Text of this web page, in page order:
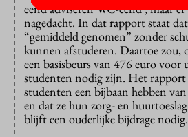
eend adviseren WC-eend’, maar
nagedacht. In dat rapport staat
“gemiddeld genomen” zonder
kunnen afstuderen. Daartoe zou,
een basisbeurs van 476 euro voor
studenten nodig zijn. Het
studenten een bijbaan hebben
en dat ze hun zorg- en
blijft een ouderlijke bijdrage nodig.